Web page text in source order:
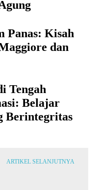
Panas: Kisah
dan
Tengah
Belajar
Berintegritas
ARTIKEL SELANJUTNYA